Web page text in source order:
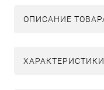
ОПИСАНИЕ
ХАРАКТЕРИСТИКИ